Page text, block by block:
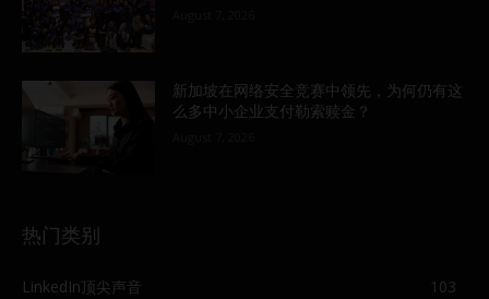
新加坡在网络安全竞赛中领先，为何仍有这
么多中小企业支付勒索赎金？
热门类别
LinkedIn顶尖声音
103